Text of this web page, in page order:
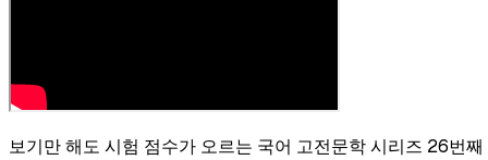
보기만 해도 시험 점수가 오르는 국어 고전문학 시리즈 26번